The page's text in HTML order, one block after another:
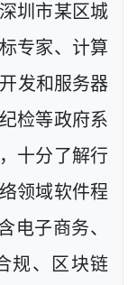
圳市某区城
专家、计算
发和服务器
检等政府系
十分了解行
领域软件程
电子商务、
规、区块链